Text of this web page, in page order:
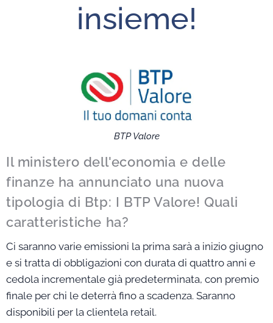
insieme!
BTP Valore
Il ministero dell'economia e delle
finanze ha annunciato una nuova
tipologia di Btp: I BTP Valore! Quali
caratteristiche ha?
Ci saranno varie emissioni la prima sarà a inizio giugno
e si tratta di obbligazioni con durata di quattro anni e
cedola incrementale già predeterminata, con premio
finale per chi le deterrà fino a scadenza. Saranno
disponibili per la clientela retail.